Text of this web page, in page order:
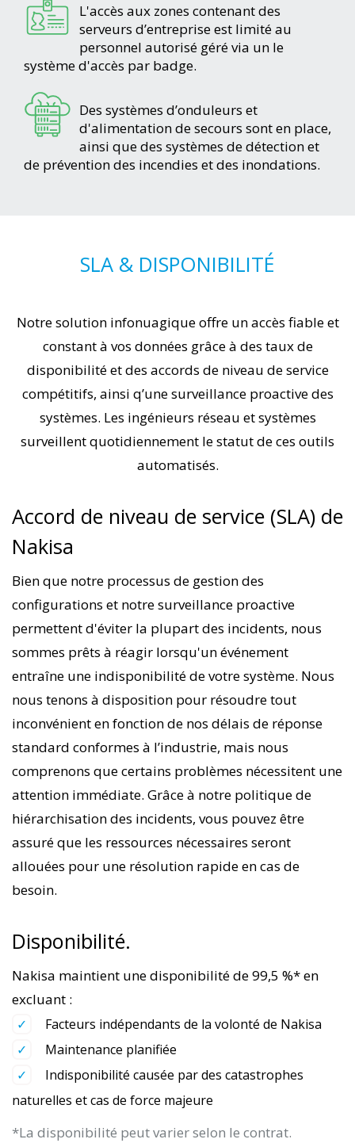
L'accès aux zones contenant des
serveurs d’entreprise est limité au
personnel autorisé géré via un le
système d'accès par badge.
Des systèmes d’onduleurs et
d'alimentation de secours sont en place,
ainsi que des systèmes de détection et
de prévention des incendies et des inondations.
SLA & DISPONIBILITÉ
Notre solution infonuagique offre un accès fiable et
constant à vos données grâce à des taux de
disponibilité et des accords de niveau de service
compétitifs, ainsi q’une surveillance proactive des
systèmes. Les ingénieurs réseau et systèmes
surveillent quotidiennement le statut de ces outils
automatisés.
Accord de niveau de service (SLA) de
Nakisa
Bien que notre processus de gestion des
configurations et notre surveillance proactive
permettent d'éviter la plupart des incidents, nous
sommes prêts à réagir lorsqu'un événement
entraîne une indisponibilité de votre système. Nous
nous tenons à disposition pour résoudre tout
inconvénient en fonction de nos délais de réponse
standard conformes à l’industrie, mais nous
comprenons que certains problèmes nécessitent une
attention immédiate. Grâce à notre politique de
hiérarchisation des incidents, vous pouvez être
assuré que les ressources nécessaires seront
allouées pour une résolution rapide en cas de
besoin.
Disponibilité.
Nakisa maintient une disponibilité de 99,5 %* en
excluant :
Facteurs indépendants de la volonté de Nakisa
Maintenance planifiée
Indisponibilité causée par des catastrophes
naturelles et cas de force majeure
*La disponibilité peut varier selon le contrat.